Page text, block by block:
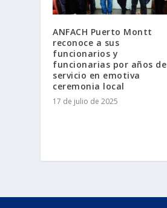
ANFACH Puerto Montt
reconoce a sus
funcionarios y
funcionarias por años de
servicio en emotiva
ceremonia local
17 de julio de 2025